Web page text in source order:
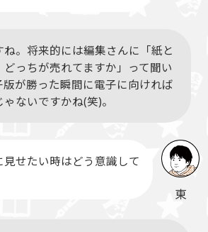
ね。将来的には編集さんに「紙と
どっちが売れてますか」って聞い
版が勝った瞬間に電子に向ければ
ないですかね(笑)。
東
見せたい時はどう意識して